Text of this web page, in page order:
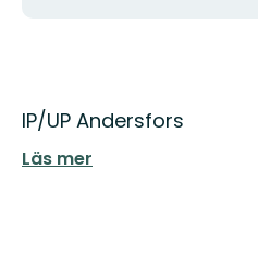
Beskrivning
IP/UP Andersfors
Läs mer